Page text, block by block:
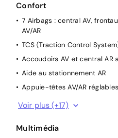
et amplificateur
Confort
7 Airbags : central AV,
AV/AR
TCS (Traction Control
Accoudoirs AV et central
Aide au stationnement AR
Appuie-têtes AV/AR
Climatisation automatique
automatique
Console centrale avec bac
Voir plus (+17)
Multimédia